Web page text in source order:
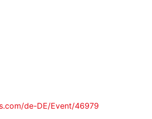
de-DE/Event/46979